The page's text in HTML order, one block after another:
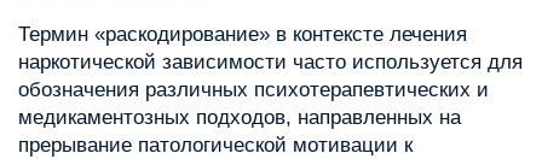
Термин «раскодирование» в контексте лечения
наркотической зависимости часто используется для
обозначения различных психотерапевтических и
медикаментозных подходов, направленных на
прерывание патологической мотивации к